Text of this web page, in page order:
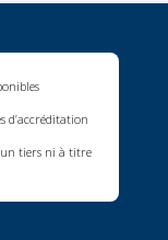
d’accréditation
tiers ni à titre